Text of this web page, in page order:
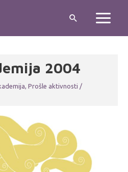
Search
Main
2004
, Prošle aktivnosti /